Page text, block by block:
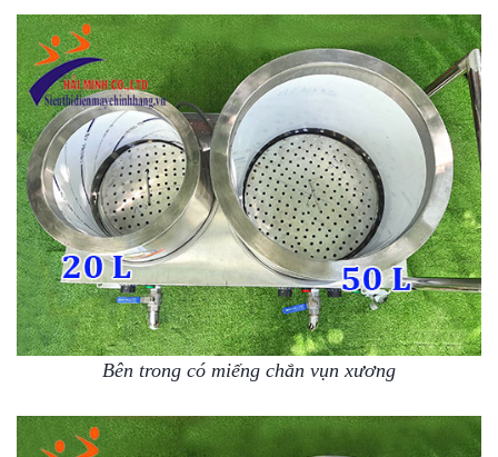
Bên trong có miếng chắn vụn xương